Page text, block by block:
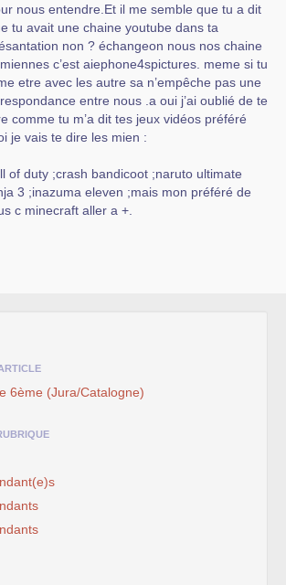
nous entendre.Et il me semble que tu a dit
tu avait une chaine youtube dans ta
non ? échangeon nous nos chaine
c’est aiephone4spictures. meme si tu
etre avec les autre sa n’empêche pas une
entre nous .a oui j’ai oublié de te
comme tu m’a dit tes jeux vidéos préféré
je vais te dire les mien :
of duty ;crash bandicoot ;naruto ultimate
3 ;inazuma eleven ;mais mon préféré de
c minecraft aller a +.
6ème (Jura/Catalogne)